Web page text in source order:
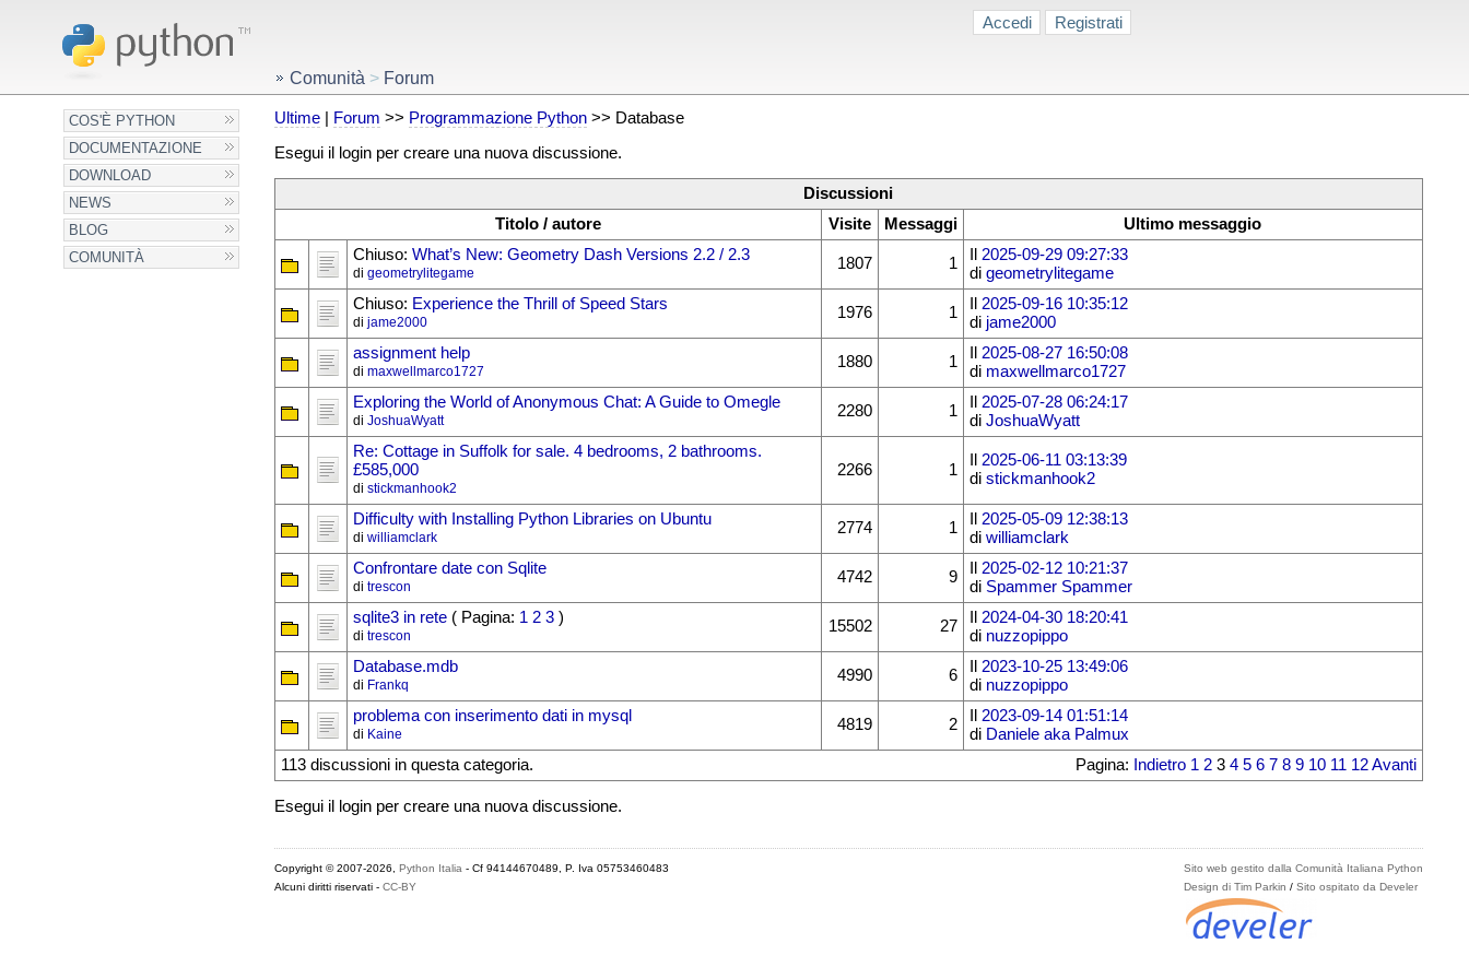
Accedi Registrati
COS'È PYTHON
DOCUMENTAZIONE
DOWNLOAD
NEWS
BLOG
COMUNITÀ
Comunità > Forum
Ultime| Forum >> Programmazione Python>> Database
Esegui il login per creare una nuova discussione.
Discussioni
Titolo / autore
Visite Messaggi
Ultimo messaggio
Chiuso: What’s New: Geometry Dash Versions 2.2 / 2.3
di geometrylitegame
1807 1
2025-09-29 09:27:33
di geometrylitegame
Chiuso: Experience the Thrill of Speed Stars
di jame2000
1976 1
2025-09-16 10:35:12
di jame2000
assignment help
di maxwellmarco1727
1880 1
2025-08-27 16:50:08
di maxwellmarco1727
Exploring the World of Anonymous Chat: A Guide to Omegle
di JoshuaWyatt
2280 1
2025-07-28 06:24:17
di JoshuaWyatt
Re: Cottage in Suffolk for sale. 4 bedrooms, 2 bathrooms.
£585,000
di stickmanhook2
2266 1
2025-06-11 03:13:39
di stickmanhook2
Difficulty with Installing Python Libraries on Ubuntu
di williamclark
2774 1
2025-05-09 12:38:13
di williamclark
Confrontare date con Sqlite
di trescon
4742 9
2025-02-12 10:21:37
di Spammer Spammer
sqlite3 in rete( Pagina: 1 2 3)
di trescon
15502 27
2024-04-30 18:20:41
di nuzzopippo
Database.mdb
di Frankq
4990 6
2023-10-25 13:49:06
di nuzzopippo
problema con inserimento dati in mysql
di Kaine
4819 2
2023-09-14 01:51:14
di Daniele aka Palmux
113 discussioni in questa categoria.
Pagina: Indietro 1 23 4 5 6 7 8 9 10 11 12 Avanti
Esegui il login per creare una nuova discussione.
Sito web gestito dalla Comunità Italiana Python
Design di Tim Parkin /Sito ospitato da Develer
Copyright © 2007-2026, Python Italia - Cf 94144670489, P. Iva 05753460483
Alcuni diritti riservati - CC-BY